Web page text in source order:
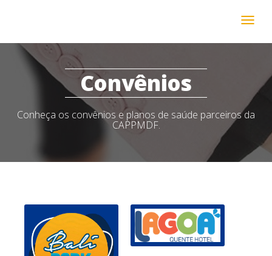
Convênios
Conheça os convênios e planos de saúde parceiros da
CAPPMDF.